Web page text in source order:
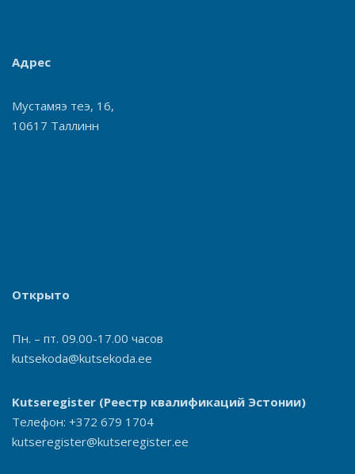
Адрес
Мустамяэ теэ, 16,
10617 Таллинн
Открыто
Пн. – пт. 09.00-17.00 часов
kutsekoda@kutsekoda.ee
Kutseregister (Реестр квалификаций Эстонии)
Телефон: +372 679 1704
kutseregister@kutseregister.ee